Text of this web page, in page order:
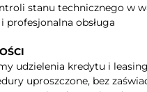
stanu technicznego w
profesjonalna obsługa
udzielenia kredytu i
uproszczone, bez